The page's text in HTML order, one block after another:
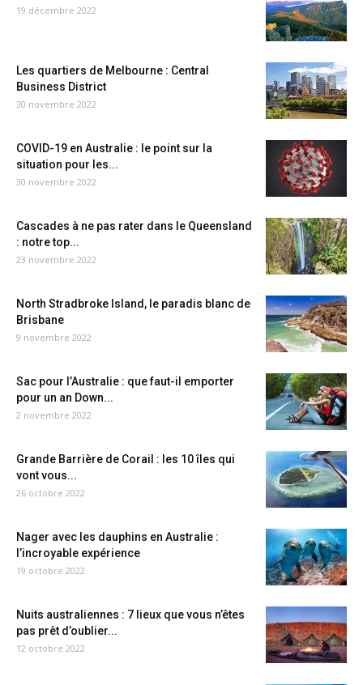
19 décembre 2022
Les quartiers de Melbourne : Central
Business District
30 novembre 2022
COVID-19 en Australie : le point sur la
situation pour les...
30 novembre 2022
Cascades à ne pas rater dans le Queensland
: notre top...
23 novembre 2022
North Stradbroke Island, le paradis blanc de
Brisbane
9 novembre 2022
Sac pour l’Australie : que faut-il emporter
pour un an Down...
2 novembre 2022
Grande Barrière de Corail : les 10 îles qui
vont vous...
26 octobre 2022
Nager avec les dauphins en Australie :
l’incroyable expérience
19 octobre 2022
Nuits australiennes : 7 lieux que vous n’êtes
pas prêt d’oublier...
12 octobre 2022